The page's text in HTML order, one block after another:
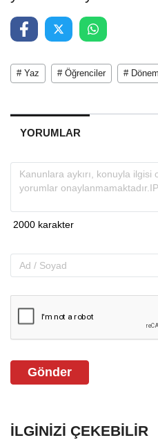
# Yaz # Öğrenciler # Dönem
YORUMLAR
Gönder
İLGINIZI ÇEKEBILIR